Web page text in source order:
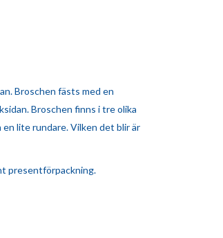
Broschen fästs med en
Broschen finns i tre olika
lite rundare. Vilken det blir är
presentförpackning.